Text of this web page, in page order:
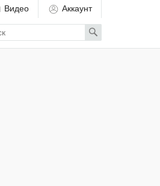
Видео Аккаунт
Search